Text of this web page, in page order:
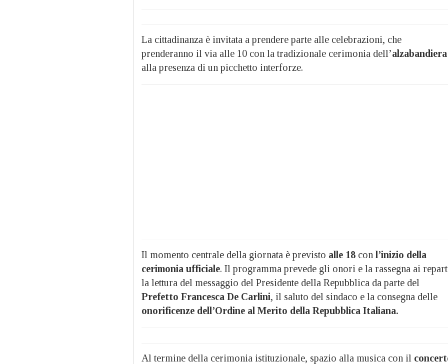
La cittadinanza è invitata a prendere parte alle celebrazioni, che
prenderanno il via alle 10 con la tradizionale cerimonia dell’alzabandiera
alla presenza di un picchetto interforze.
Il momento centrale della giornata è previsto alle 18 con l’inizio della
cerimonia ufficiale. Il programma prevede gli onori e la rassegna ai
la lettura del messaggio del Presidente della Repubblica da parte del
Prefetto Francesca De Carlini, il saluto del sindaco e la consegna delle
onorificenze dell’Ordine al Merito della Repubblica Italiana.
Al termine della cerimonia istituzionale, spazio alla musica con il